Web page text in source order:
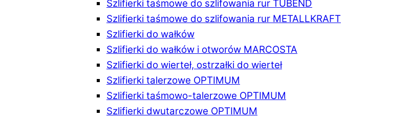
Szlifierki taśmowe do szlifowania rur TUBEND
Szlifierki taśmowe do szlifowania rur METALLKRAFT
Szlifierki do wałków
Szlifierki do wałków i otworów MARCOSTA
Szlifierki do wierteł, ostrzałki do wierteł
Szlifierki talerzowe OPTIMUM
Szlifierki taśmowo-talerzowe OPTIMUM
Szlifierki dwutarczowe OPTIMUM